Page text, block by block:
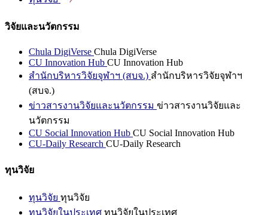
วิจัยและนวัตกรรม
Chula DigiVerse Chula DigiVerse
CU Innovation Hub CU Innovation Hub
สำนักบริหารวิจัยจุฬาฯ (สบจ.) สำนักบริหารวิจัยจุฬาฯ
(สบจ.)
ข่าวสารงานวิจัยและนวัตกรรม ข่าวสารงานวิจัยและ
นวัตกรรม
CU Social Innovation Hub CU Social Innovation Hub
CU-Daily Research CU-Daily Research
ทุนวิจัย
ทุนวิจัย ทุนวิจัย
ทุนวิจัยในประเทศ ทุนวิจัยในประเทศ